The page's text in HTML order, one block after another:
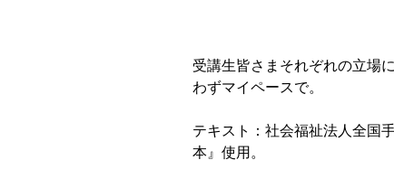
受講生皆さまそれぞれの立場
わずマイペースで。
テキスト：社会福祉法人全国
本』使用。